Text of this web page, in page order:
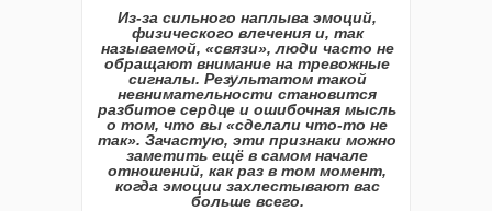
Из-за сильного наплыва эмоций,
физического влечения и, так
называемой, «связи», люди часто не
обращают внимание на тревожные
сигналы. Результатом такой
невнимательности становится
разбитое сердце и ошибочная мысль
о том, что вы «сделали что-то не
так». Зачастую, эти признаки можно
заметить ещё в самом начале
отношений, как раз в том момент,
когда эмоции захлестывают вас
больше всего.